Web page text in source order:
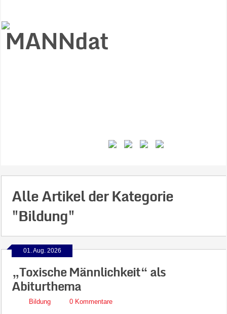
Alle Artikel der Kategorie
"Bildung"
01. Aug. 2026
„Toxische Männlichkeit“ als
Abiturthema
Bildung 0 Kommentare